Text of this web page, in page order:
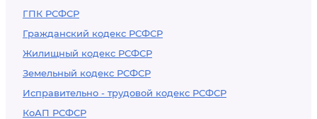
ГПК РСФСР
Гражданский кодекс РСФСР
Жилищный кодекс РСФСР
Земельный кодекс РСФСР
Исправительно - трудовой кодекс РСФСР
КоАП РСФСР